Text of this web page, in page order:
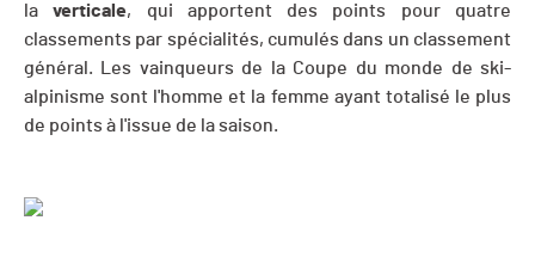
laverticale, qui apportent des points pour quatre
classements par spécialités, cumulés dans un classement
général. Les vainqueurs de la Coupe du monde de ski-
alpinisme sont l'homme et la femme ayant totalisé le plus
de points à l'issue de la saison.